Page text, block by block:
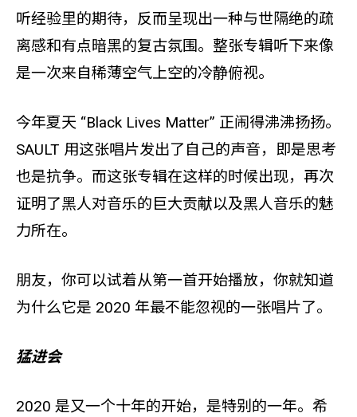
听经验里的期待，反而呈现出一种与世隔绝的疏
离感和有点暗黑的复古氛围。整张专辑听下来像
是一次来自稀薄空气上空的冷静俯视。
今年夏天 “Black Lives Matter” 正闹得沸沸扬扬。
SAULT 用这张唱片发出了自己的声音，即是思考
也是抗争。而这张专辑在这样的时候出现，再次
证明了黑人对音乐的巨大贡献以及黑人音乐的魅
力所在。
朋友，你可以试着从第一首开始播放，你就知道
为什么它是 2020 年最不能忽视的一张唱片了。
猛进会
2020 是又一个十年的开始，是特别的一年。希